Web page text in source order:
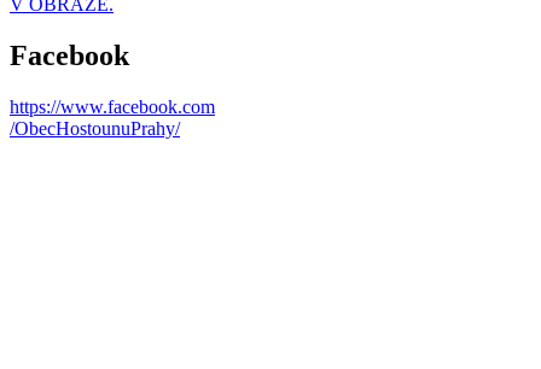
V OBRAZE.
Facebook
https://www.facebook.com
/ObecHostounuPrahy/